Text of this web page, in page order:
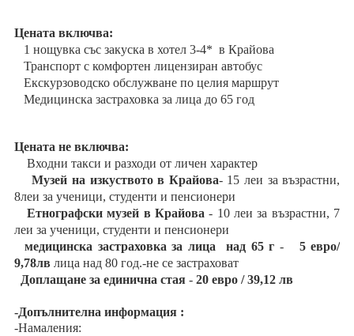
Цената включва:
️ 1 нощувка със закуска в хотел 3-4* в Крайова
️ Транспорт с комфортен лицензиран автобус
️ Екскурзоводско обслужване по целия маршрут
️ Медицинска застраховка за лица до 65 год
Цената не включва:
Входни такси и разходи от личен характер
Музей на изкуството в Крайова- 15 леи за възрастни,
8леи за ученици, студенти и пенсионери
Етнографски музей в Крайова - 10 леи за възрастни, 7
леи за ученици, студенти и пенсионери
медицинска застраховка за лица над 65 г -
5 евро/
9,78лв лица над 80 год.-не се застраховат
Доплащане за единична стая -20 евро / 39,12 лв
-Допълнителна информация :
-Намаления: